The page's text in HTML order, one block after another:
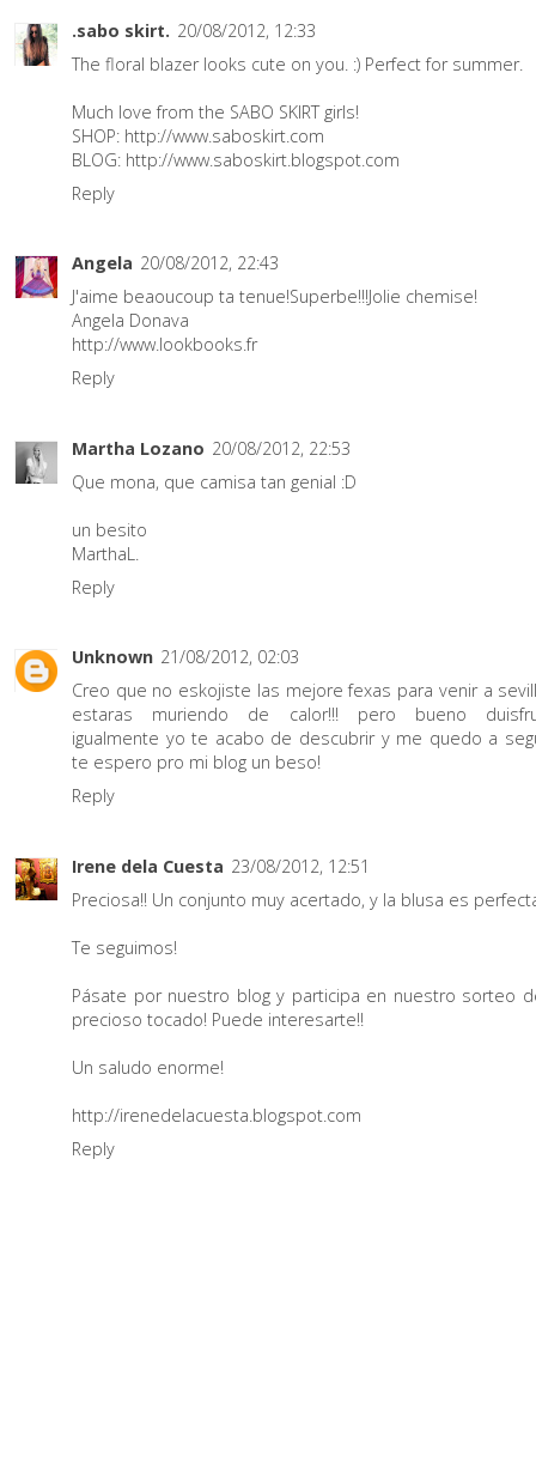
.sabo skirt. 20/08/2012, 12:33
The floral blazer looks cute on you. :) Perfect for summer.
Much love from the SABO SKIRT girls!
SHOP: http://www.saboskirt.com
BLOG: http://www.saboskirt.blogspot.com
Reply
Angela 20/08/2012, 22:43
J'aime beaoucoup ta tenue!Superbe!!!Jolie chemise!
Angela Donava
http://www.lookbooks.fr
Reply
Martha Lozano 20/08/2012, 22:53
Que mona, que camisa tan genial :D
un besito
MarthaL.
Reply
Unknown 21/08/2012, 02:03
Creo que no eskojiste las mejore fexas para venir a
estaras muriendo de calor!!! pero bueno
igualmente yo te acabo de descubrir y me quedo a
te espero pro mi blog un beso!
Reply
Irene dela Cuesta 23/08/2012, 12:51
Preciosa!! Un conjunto muy acertado, y la blusa es
Te seguimos!
Pásate por nuestro blog y participa en nuestro sorteo
precioso tocado! Puede interesarte!!
Un saludo enorme!
http://irenedelacuesta.blogspot.com
Reply